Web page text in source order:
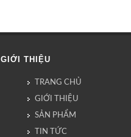
GIỚI THIỆU
TRANG CHỦ
GIỚI THIỆU
SẢN PHẨM
TIN TỨC